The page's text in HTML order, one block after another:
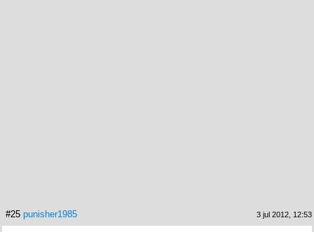
#25 punisher1985 3 jul 2012, 12:53